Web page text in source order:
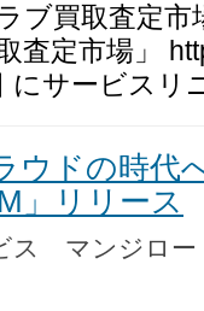
買取査定市
査定市場」
にサービスリ
ウドの時代
」リリース
ビス マンジロ